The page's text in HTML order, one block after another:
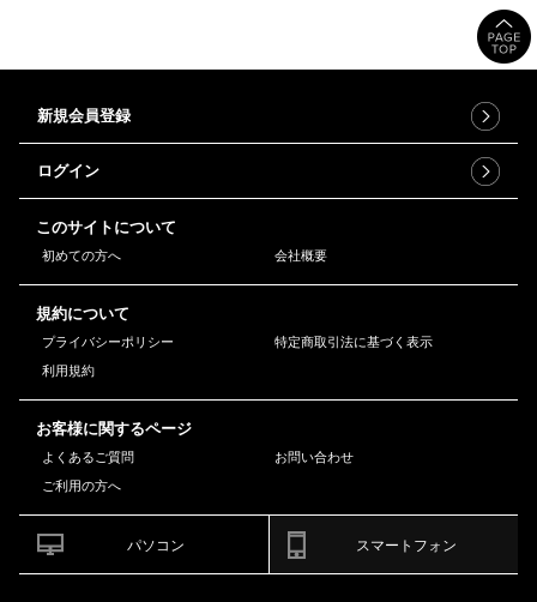
新規会員登録
ログイン
このサイトについて
初めての方へ 会社概要
規約について
プライバシーポリシー
特定商取引法に基づく表示
利用規約
お客様に関するページ
よくあるご質問
お問い合わせ
ご利用の方へ
パソコン スマートフォン